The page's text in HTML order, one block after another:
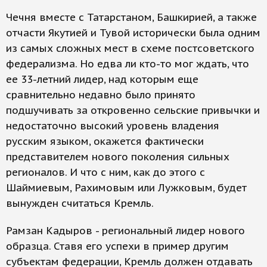
Чечня вместе с Татарстаном, Башкирией, а также
отчасти Якутией и Тувой исторически была одним
из самых сложных мест в схеме постсоветского
федерализма. Но едва ли кто-то мог ждать, что
ее 33-летний лидер, над которым еще
сравнительно недавно было принято
подшучивать за откровенно сельские привычки и
недостаточно высокий уровень владения
русским языком, окажется фактически
представителем нового поколения сильных
регионалов. И что с ним, как до этого с
Шаймиевым, Рахимовым или Лужковым, будет
вынужден считаться Кремль.
Рамзан Кадыров - региональный лидер нового
образца. Ставя его успехи в пример другим
субъектам федерации, Кремль должен отдавать